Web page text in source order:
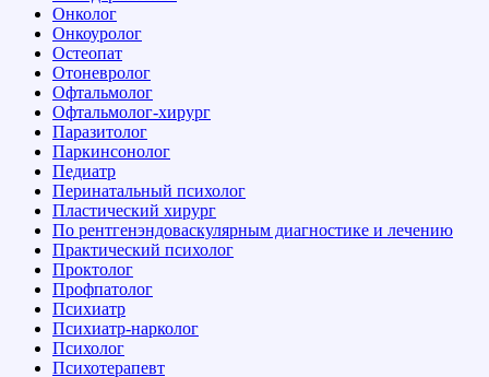
Онколог
Онкоуролог
Остеопат
Отоневролог
Офтальмолог
Офтальмолог-хирург
Паразитолог
Паркинсонолог
Педиатр
Перинатальный психолог
Пластический хирург
По рентгенэндоваскулярным диагностике и лечению
Практический психолог
Проктолог
Профпатолог
Психиатр
Психиатр-нарколог
Психолог
Психотерапевт